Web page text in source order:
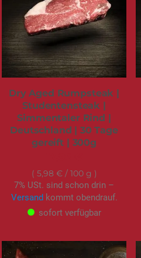
Dry Aged Rumpsteak |
Studentensteak |
Simmentaler Rind |
Deutschland | 30 Tage
gereift | 300g
5,98 €/ 100 g
7% USt. sind schon drin –
Versandkommt obendrauf.
sofort verfügbar